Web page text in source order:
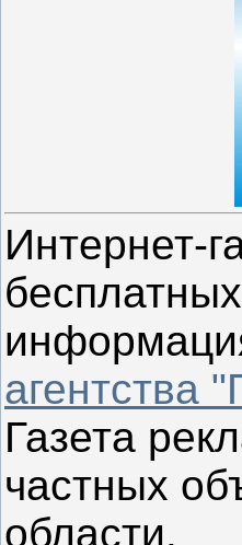
Интернет-
агентства
Газета
частных
области.